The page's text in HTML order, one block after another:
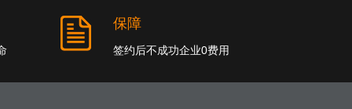
保障
签约后不成功企业0费用